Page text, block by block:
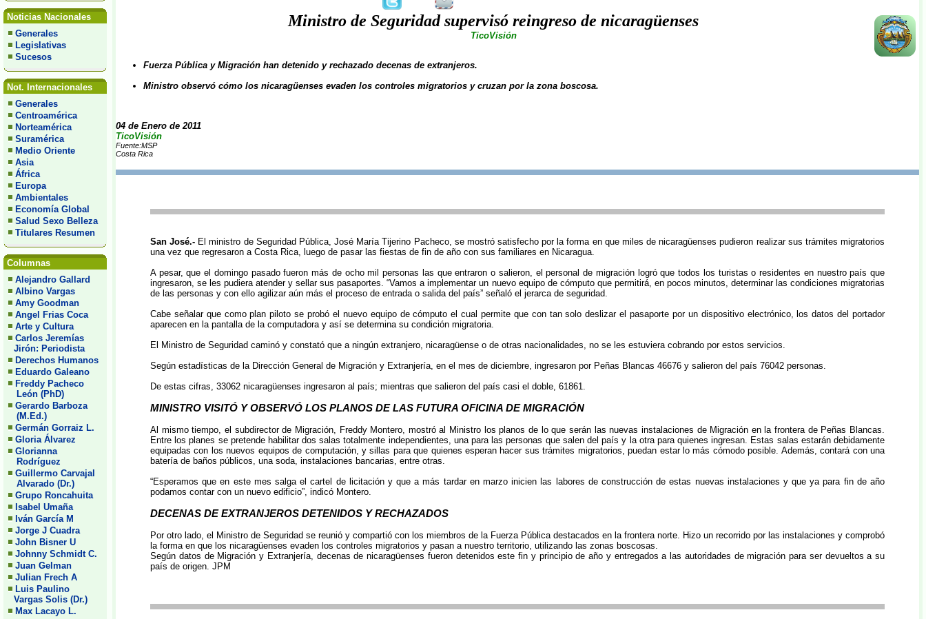
Noticias Nacionales
Generales
Legislativas
Sucesos
Not. Internacionales
Generales
Centroamérica
Norteamérica
Suramérica
Medio Oriente
Asia
África
Europa
Ambientales
Economía Global
Salud Sexo Belleza
Titulares Resumen
Columnas
Alejandro Gallard
Albino Vargas
Amy Goodman
Angel Frias Coca
Arte y Cultura
Carlos Jeremías
Jirón: Periodista
Derechos Humanos
Eduardo Galeano
Freddy Pacheco
León (PhD)
Gerardo Barboza
(M.Ed.)
Germán Gorraiz L.
Gloria Álvarez
Glorianna
Rodríguez
Guillermo Carvajal
Alvarado (Dr.)
Grupo Roncahuita
Isabel Umaña
Iván García M
Jorge J Cuadra
John Bisner U
Johnny Schmidt C.
Juan Gelman
Julian Frech A
Luis Paulino
Vargas Solis (Dr.)
Max Lacayo L.
Ministro de Seguridad supervisó reingreso de nicaragüenses
TicoVisión
Fuerza Pública y Migración han detenido y rechazado decenas de extranjeros.
Ministro observó cómo los nicaragüenses evaden los controles migratorios y cruzan por la zona boscosa.
04 de Enero de 2011
TicoVisión
Fuente:MSP
Costa Rica
San José.- El ministro de Seguridad Pública, José María Tijerino Pacheco, se mostró satisfecho por la forma en que miles de nicaragüenses pudieron realizar sus trámites migratorios
una vez que regresaron a Costa Rica, luego de pasar las fiestas de fin de año con sus familiares en Nicaragua.
A pesar, que el domingo pasado fueron más de ocho mil personas las que entraron o salieron, el personal de migración logró que todos los turistas o residentes en nuestro país que
ingresaron, se les pudiera atender y sellar sus pasaportes. “Vamos a implementar un nuevo equipo de cómputo que permitirá, en pocos minutos, determinar las condiciones migratorias
de las personas y con ello agilizar aún más el proceso de entrada o salida del país” señaló el jerarca de seguridad.
Cabe señalar que como plan piloto se probó el nuevo equipo de cómputo el cual permite que con tan solo deslizar el pasaporte por un dispositivo electrónico, los datos del portador
aparecen en la pantalla de la computadora y así se determina su condición migratoria.
El Ministro de Seguridad caminó y constató que a ningún extranjero, nicaragüense o de otras nacionalidades, no se les estuviera cobrando por estos servicios.
Según estadísticas de la Dirección General de Migración y Extranjería, en el mes de diciembre, ingresaron por Peñas Blancas 46676 y salieron del país 76042 personas.
De estas cifras, 33062 nicaragüenses ingresaron al país; mientras que salieron del país casi el doble, 61861.
MINISTRO VISITÓ Y OBSERVÓ LOS PLANOS DE LAS FUTURA OFICINA DE MIGRACIÓN
Al mismo tiempo, el subdirector de Migración, Freddy Montero, mostró al Ministro los planos de lo que serán las nuevas instalaciones de Migración en la frontera de Peñas Blancas.
Entre los planes se pretende habilitar dos salas totalmente independientes, una para las personas que salen del país y la otra para quienes ingresan. Estas salas estarán debidamente
equipadas con los nuevos equipos de computación, y sillas para que quienes esperan hacer sus trámites migratorios, puedan estar lo más cómodo posible. Además, contará con una
batería de baños públicos, una soda, instalaciones bancarias, entre otras.
“Esperamos que en este mes salga el cartel de licitación y que a más tardar en marzo inicien las labores de construcción de estas nuevas instalaciones y que ya para fin de año
podamos contar con un nuevo edificio”, indicó Montero.
DECENAS DE EXTRANJEROS DETENIDOS Y RECHAZADOS
Por otro lado, el Ministro de Seguridad se reunió y compartió con los miembros de la Fuerza Pública destacados en la frontera norte. Hizo un recorrido por las instalaciones y comprobó
la forma en que los nicaragüenses evaden los controles migratorios y pasan a nuestro territorio, utilizando las zonas boscosas.
Según datos de Migración y Extranjería, decenas de nicaragüenses fueron detenidos este fin y principio de año y entregados a las autoridades de migración para ser devueltos a su
país de origen. JPM